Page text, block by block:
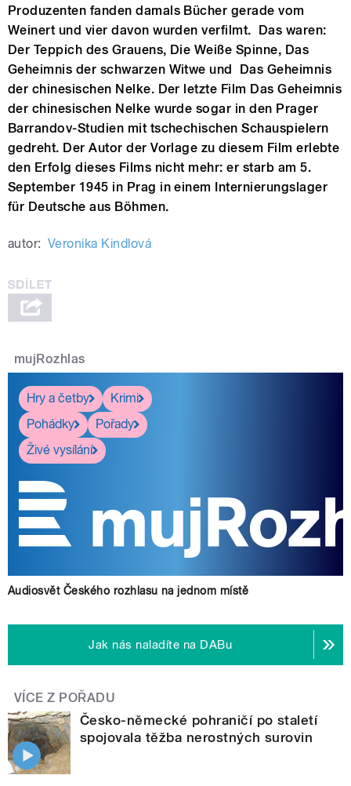
Produzenten fanden damals Bücher gerade vom
Weinert und vier davon wurden verfilmt. Das waren:
Der Teppich des Grauens, Die Weiße Spinne, Das
Geheimnis der schwarzen Witwe und Das Geheimnis
der chinesischen Nelke. Der letzte Film Das Geheimnis
der chinesischen Nelke wurde sogar in den Prager
Barrandov-Studien mit tschechischen Schauspielern
gedreht. Der Autor der Vorlage zu diesem Film erlebte
den Erfolg dieses Films nicht mehr: er starb am 5.
September 1945 in Prag in einem Internierungslager
für Deutsche aus Böhmen.
autor: Veronika Kindlová
mujRozhlas
Hry a četby
Krimi
Pohádky
Pořady
Živé vysílání
Audiosvět Českého rozhlasu na jednom místě
Jak nás naladíte na DABu
VÍCE Z POŘADU
Česko-německé pohraničí po staletí
spojovala těžba nerostných surovin